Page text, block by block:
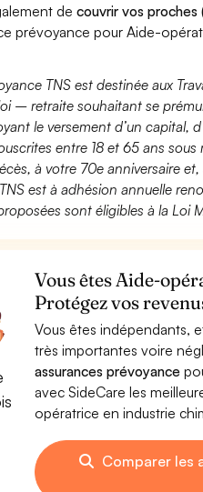
decouvrir vos
prévoyance pour Aide-
TNS est destinée aux
– retraite souhaitant se
le versement d’un capital,
entre 18 et 65 ans
à votre 70e anniversaire
est à adhésion annuelle
sont éligibles à la Loi
Vous êtes Aide-
Protégez vos
Vous êtes indépendants,
très importantes voire
assurances prévoyance
avec SideCare les
opératrice en industrie
Comparer les